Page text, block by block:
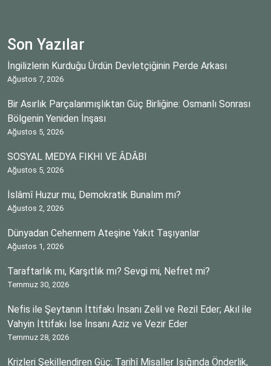
Son Yazılar
İngilizlerin Kurduğu Ürdün Devletçiğinin Perde Arkası
Ağustos 7, 2026
Bir Asırlık Parçalanmışlıktan Güç Birliğine: Osmanlı Sonrası
Bölgenin Yeniden İnşası
Ağustos 5, 2026
SOSYAL MEDYA FIKHI VE ÂDÂBI
Ağustos 5, 2026
İslâmî Huzur mu, Demokratik Bunalım mı?
Ağustos 2, 2026
Dünyadan Cehennem Ateşine Yakıt Taşıyanlar
Ağustos 1, 2026
Taraftarlık mı, Karşıtlık mı? Sevgi mi, Nefret mi?
Temmuz 30, 2026
Nefis ile Şeytanın İttifakı İnsanı Zelil ve Rezil Eder; Akıl ile
Vahyin İttifakı İse İnsanı Aziz ve Vezir Eder
Temmuz 28, 2026
Krizleri Şekillendiren Güç: Tarihî Misaller Işığında Önderlik,